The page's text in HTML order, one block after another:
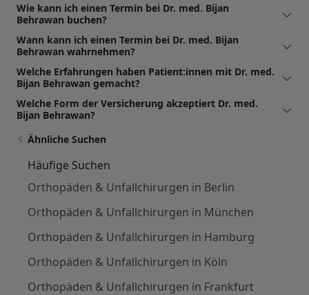
Wie kann ich einen Termin bei Dr. med. Bijan
Behrawan buchen?
Wann kann ich einen Termin bei Dr. med. Bijan
Behrawan wahrnehmen?
Welche Erfahrungen haben Patient:innen mit Dr. med.
Bijan Behrawan gemacht?
Welche Form der Versicherung akzeptiert Dr. med.
Bijan Behrawan?
Ähnliche Suchen
Häufige Suchen
Orthopäden & Unfallchirurgen in Berlin
Orthopäden & Unfallchirurgen in München
Orthopäden & Unfallchirurgen in Hamburg
Orthopäden & Unfallchirurgen in Köln
Orthopäden & Unfallchirurgen in Frankfurt